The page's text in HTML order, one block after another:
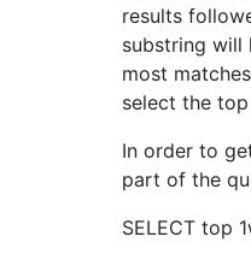
results
substring will
most
select the top
In order to
part of the
SELECT top